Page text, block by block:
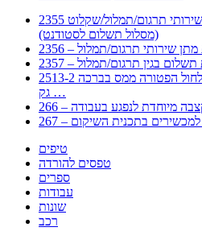
2355 דרישה לתשלום עבור מתן שירותי תרגום/תמלול/שקלוט
(מסלול תשלום לסטודנט)
מתן שירותי תרגום/תמלול
תשלום בגין תרגום/תמלול
2513-2 טופס חדש הצהרה על העברה לחול הפטורה ממס בברכה
גק …
קצבה מיוחדת לנפגע בעבודה
למכשירים בתכנית השיקום
טיפים
טפסים להורדה
ספרים
עבודות
שונות
רכב